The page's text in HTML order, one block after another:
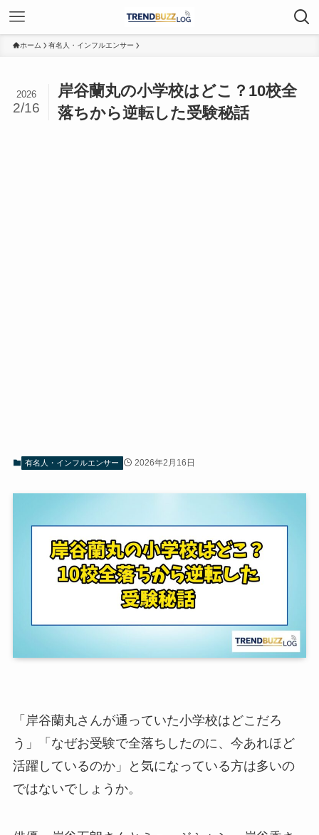
ホーム 有名人・インフルエンサー
岸谷蘭丸の小学校はどこ？10校全
落ちから逆転した受験秘話
2026
2/16
有名人・インフルエンサー 2026年2月16日
「岸谷蘭丸さんが通っていた小学校はどこだろ
う」「なぜお受験で全落ちしたのに、今あれほど
活躍しているのか」と気になっている方は多いの
ではないでしょうか。